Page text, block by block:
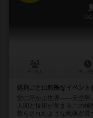
処刑ごとに特殊なイベント
空に浮かぶ世界――天空界
人間と技術が集まるこの
荒らされたような死体が